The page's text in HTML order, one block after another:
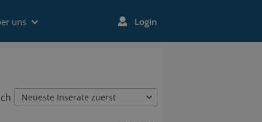
uns Login
Neueste Inserate zuerst